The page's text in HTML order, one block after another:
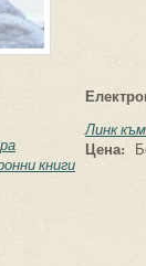
книги
Линк
Цена: